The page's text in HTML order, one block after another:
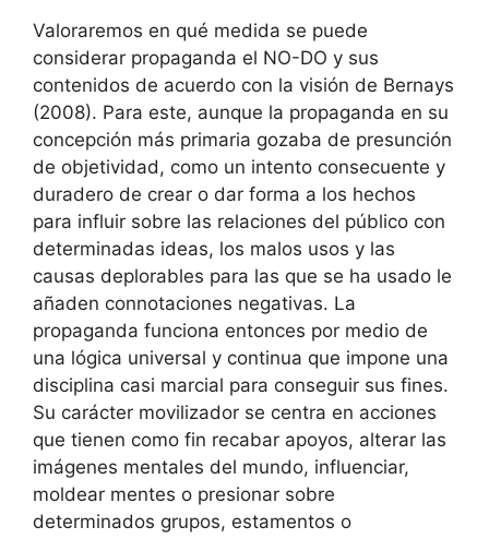
Valoraremos en qué medida se puede
considerar propaganda el NO-DO y sus
contenidos de acuerdo con la visión de Bernays
(2008). Para este, aunque la propaganda en su
concepción más primaria gozaba de presunción
de objetividad, como un intento consecuente y
duradero de crear o dar forma a los hechos
para influir sobre las relaciones del público con
determinadas ideas, los malos usos y las
causas deplorables para las que se ha usado le
añaden connotaciones negativas. La
propaganda funciona entonces por medio de
una lógica universal y continua que impone una
disciplina casi marcial para conseguir sus fines.
Su carácter movilizador se centra en acciones
que tienen como fin recabar apoyos, alterar las
imágenes mentales del mundo, influenciar,
moldear mentes o presionar sobre
determinados grupos, estamentos o